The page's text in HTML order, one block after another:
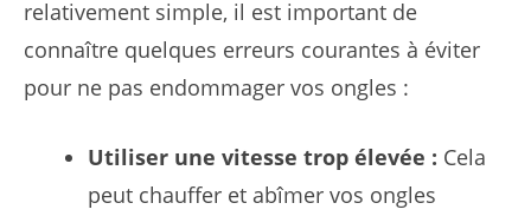
relativement simple, il est important de
connaître quelques erreurs courantes à éviter
pour ne pas endommager vos ongles :
Utiliser une vitesse trop élevée : Cela
peut chauffer et abîmer vos ongles